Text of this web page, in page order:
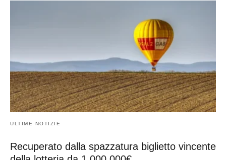
ULTIME NOTIZIE
Recuperato dalla spazzatura biglietto vincente